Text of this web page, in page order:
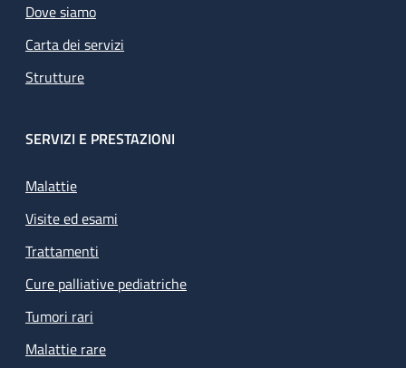
Dove siamo
Carta dei servizi
Strutture
SERVIZI E PRESTAZIONI
Malattie
Visite ed esami
Trattamenti
Cure palliative pediatriche
Tumori rari
Malattie rare